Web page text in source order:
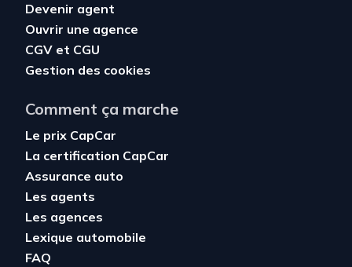
Devenir agent
Ouvrir une agence
CGV et CGU
Gestion des cookies
Comment ça marche
Le prix CapCar
La certification CapCar
Assurance auto
Les agents
Les agences
Lexique automobile
FAQ